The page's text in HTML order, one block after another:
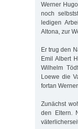
Werner
noch
ledigen
Altona, zur
Er trug den
Emil Albert
Wilhelm
Loewe die
fortan
Zunächst
den Eltern.